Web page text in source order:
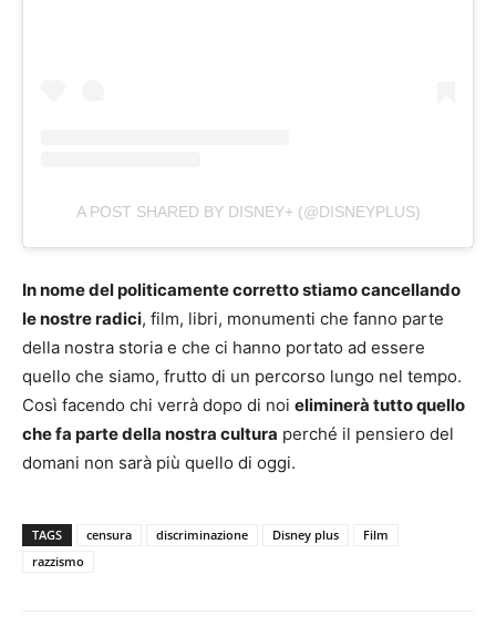
A POST SHARED BY DISNEY+ (@DISNEYPLUS)
In nome del politicamente corretto stiamo cancellando
le nostre radici, film, libri, monumenti che fanno parte
della nostra storia e che ci hanno portato ad essere
quello che siamo, frutto di un percorso lungo nel tempo.
Così facendo chi verrà dopo di noi eliminerà tutto quello
che fa parte della nostra cultura perché il pensiero del
domani non sarà più quello di oggi.
TAGS censura discriminazione Disney plus
Film
razzismo